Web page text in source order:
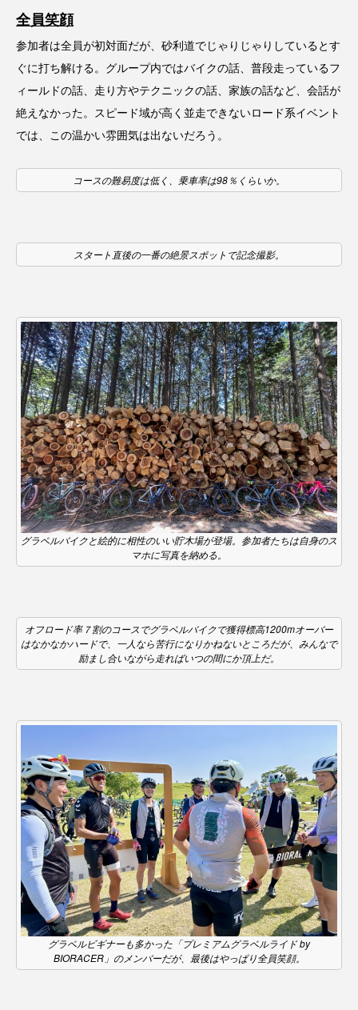
全員笑顔
参加者は全員が初対面だが、砂利道でじゃりじゃりしているとす
ぐに打ち解ける。グループ内ではバイクの話、普段走っているフ
ィールドの話、走り方やテクニックの話、家族の話など、会話が
絶えなかった。スピード域が高く並走できないロード系イベント
では、この温かい雰囲気は出ないだろう。
コースの難易度は低く、乗車率は98％くらいか。
スタート直後の一番の絶景スポットで記念撮影。
グラベルバイクと絵的に相性のいい貯木場が登場。参加者たちは自身のス
マホに写真を納める。
オフロード率７割のコースでグラベルバイクで獲得標高1200mオーバー
はなかなかハードで、一人なら苦行になりかねないところだが、みんなで
励まし合いながら走ればいつの間にか頂上だ。
グラベルビギナーも多かった「プレミアムグラベルライド by
BIORACER」のメンバーだが、最後はやっぱり全員笑顔。